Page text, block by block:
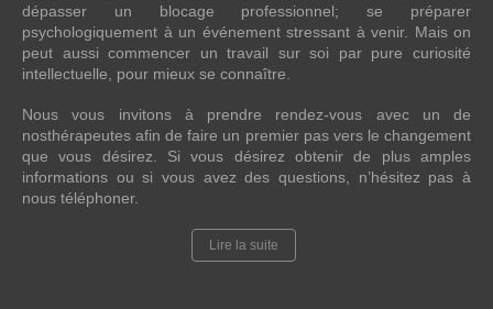
dépasser un blocage professionnel; se préparer
psychologiquement à un événement stressant à venir. Mais on
peut aussi commencer un travail sur soi par pure curiosité
intellectuelle, pour mieux se connaître.
Nous vous invitons à prendre rendez-vous avec un de
nosthérapeutes afin de faire un premier pas vers le changement
que vous désirez. Si vous désirez obtenir de plus amples
informations ou si vous avez des questions, n’hésitez pas à
nous téléphoner.
Lire la suite